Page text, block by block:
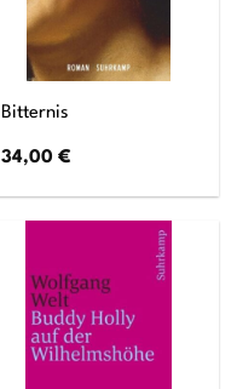
Bitternis
34,00€